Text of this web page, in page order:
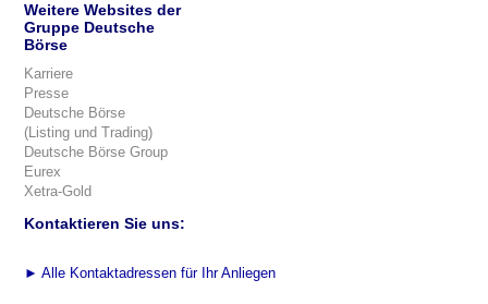
Weitere Websites der
Gruppe Deutsche
Börse
Karriere
Presse
Deutsche Börse
(Listing und Trading)
Deutsche Börse Group
Eurex
Xetra-Gold
Kontaktieren Sie uns:
► Alle Kontaktadressen für Ihr Anliegen